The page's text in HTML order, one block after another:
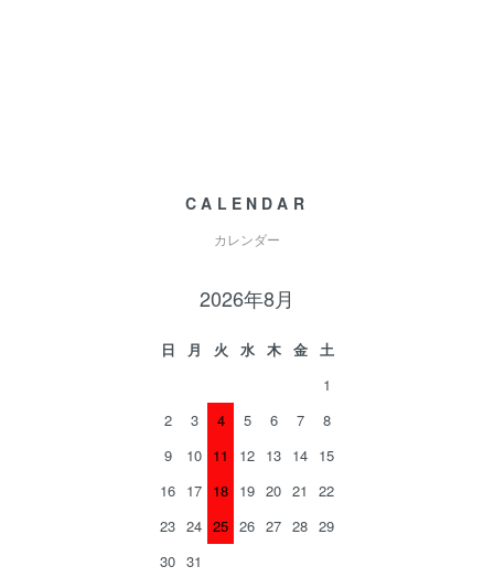
CALENDAR
カレンダー
2026年8月
日 月 火 水 木 金
土
1
2
3 4 5 6 7
8
9
10 11 12 13 14 15
16 17 18 19 20 21
22
23 24 25 26 27 28 29
30 31